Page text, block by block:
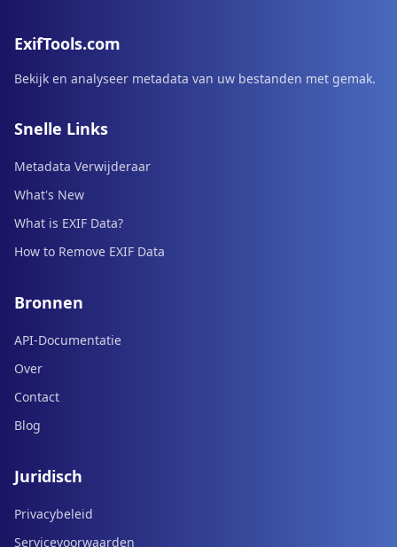
ExifTools.com
Bekijk en analyseer metadata van uw bestanden met gemak.
Snelle Links
Metadata Verwijderaar
What's New
What is EXIF Data?
How to Remove EXIF Data
Bronnen
API-Documentatie
Over
Contact
Blog
Juridisch
Privacybeleid
Servicevoorwaarden